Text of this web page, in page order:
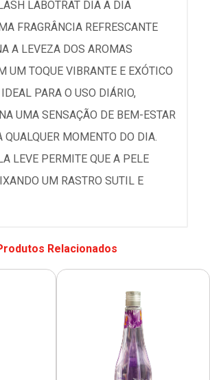
LABOTRAT DIA A DIA
FRAGRÂNCIA REFRESCANTE
A LEVEZA DOS AROMAS
UM TOQUE VIBRANTE E EXÓTICO
PARA O USO DIÁRIO,
UMA SENSAÇÃO DE BEM-ESTAR
QUALQUER MOMENTO DO DIA.
LEVE PERMITE QUE A PELE
UM RASTRO SUTIL E
Relacionados